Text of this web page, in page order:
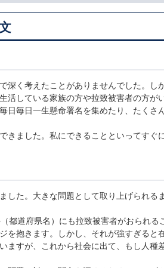
く考えたことがありませんでした。
している家族の方や拉致被害者の方がい
毎日一生懸命署名を集めたり、たく
ました。私にできることといってす
た。大きな問題として取り上げられ
道府県名）にも拉致被害者がおられ
抱きます。しかし、それが強すぎると
すが、これから社会に出て、もし人